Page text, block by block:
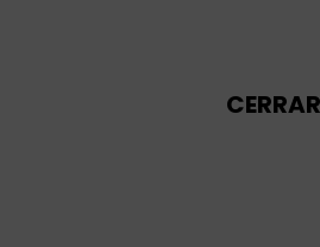
CERRAR